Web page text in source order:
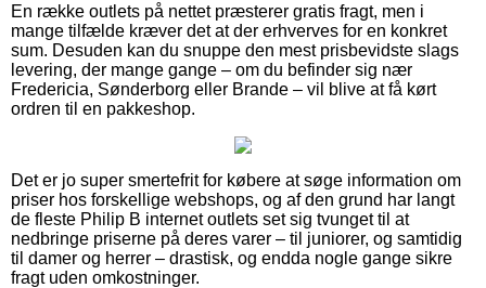
En række outlets på nettet præsterer gratis fragt, men i
mange tilfælde kræver det at der erhverves for en konkret
sum. Desuden kan du snuppe den mest prisbevidste slags
levering, der mange gange – om du befinder sig nær
Fredericia, Sønderborg eller Brande – vil blive at få kørt
ordren til en pakkeshop.
Det er jo super smertefrit for købere at søge information om
priser hos forskellige webshops, og af den grund har langt
de fleste Philip B internet outlets set sig tvunget til at
nedbringe priserne på deres varer – til juniorer, og samtidig
til damer og herrer – drastisk, og endda nogle gange sikre
fragt uden omkostninger.